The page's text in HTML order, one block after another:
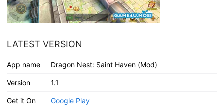
LATEST VERSION
App name Dragon Nest: Saint Haven (Mod)
Version 1.1
Get it On Google Play